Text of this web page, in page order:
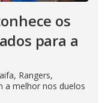
os
para a
Rangers,
a melhor nos duelos